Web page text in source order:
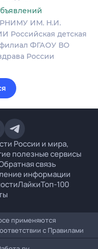
РНИМУ ИМ. Н.И.
детская
ФГАОУ ВО
России
России и мира,
полезные сервисы
связь
информации
ЛайкиТоп-100
применяются
с Правилами